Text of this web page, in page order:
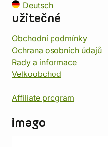
Deutsch
užitečné
Obchodní podmínky
Ochrana osobních údajů
Rady a informace
Velkoobchod
Affiliate program
imago